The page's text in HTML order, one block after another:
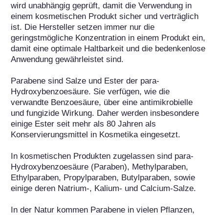
wird unabhängig geprüft, damit die Verwendung in
einem kosmetischen Produkt sicher und verträglich
ist. Die Hersteller setzen immer nur die
geringstmögliche Konzentration in einem Produkt ein,
damit eine optimale Haltbarkeit und die bedenkenlose
Anwendung gewährleistet sind.
Parabene sind Salze und Ester der para-
Hydroxybenzoesäure. Sie verfügen, wie die
verwandte Benzoesäure, über eine antimikrobielle
und fungizide Wirkung. Daher werden insbesondere
einige Ester seit mehr als 80 Jahren als
Konservierungsmittel in Kosmetika eingesetzt.
In kosmetischen Produkten zugelassen sind para-
Hydroxybenzoesäure (Paraben), Methylparaben,
Ethylparaben, Propylparaben, Butylparaben, sowie
einige deren Natrium-, Kalium- und Calcium-Salze.
In der Natur kommen Parabene in vielen Pflanzen,